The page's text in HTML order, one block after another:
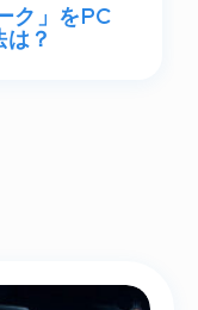
ク」をPC
？